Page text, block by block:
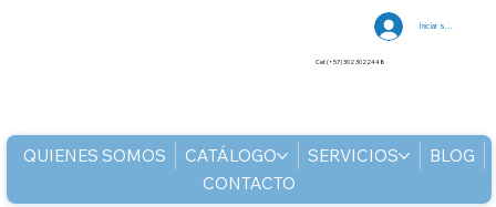
QUIENES SOMOS CATÁLOGO SERVICIOS
BLOG
CONTACTO
Iniciar sesión
Cel: (+57) 302 3022448